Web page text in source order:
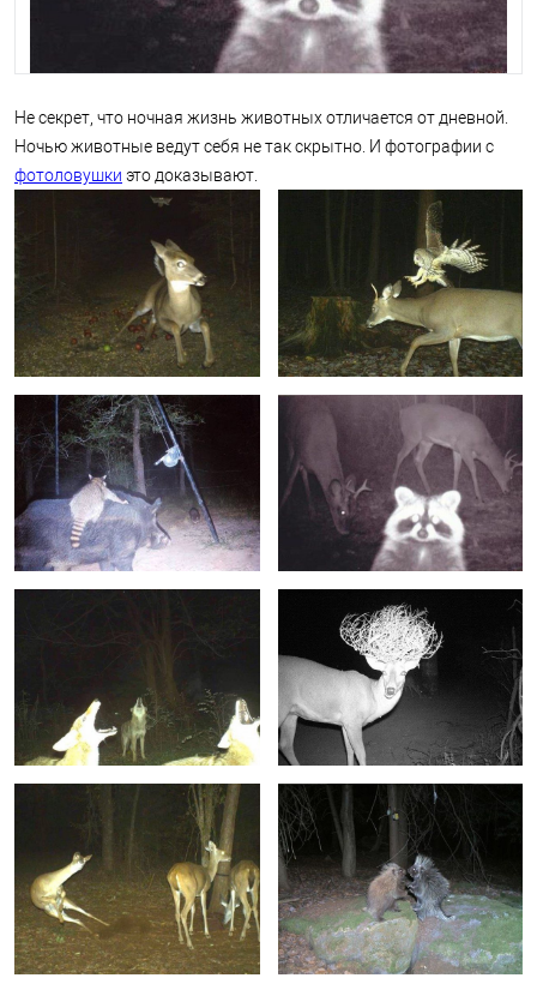
Не секрет, что ночная жизнь животных отличается от дневной.
Ночью животные ведут себя не так скрытно. И фотографии с
фотоловушки это доказывают.